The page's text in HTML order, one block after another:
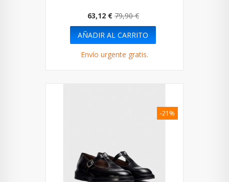
63,12 € 79,90 €
AÑADIR AL CARRITO
Envío urgente gratis.
-21%